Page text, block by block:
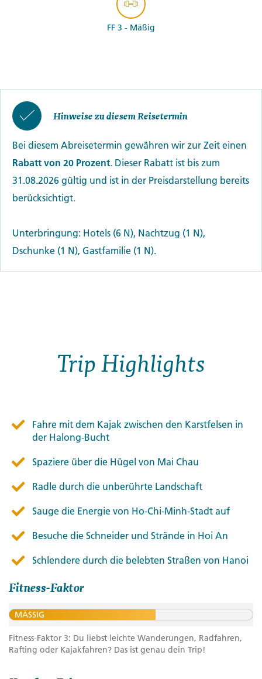
FF 3 - Mäßig
Hinweise zu diesem Reisetermin
Bei diesem Abreisetermin gewähren wir zur Zeit einen
Rabatt von 20 Prozent. Dieser Rabatt ist bis zum
31.08.2026 gültig und ist in der Preisdarstellung bereits
berücksichtigt.
Unterbringung: Hotels (6 N), Nachtzug (1 N),
Dschunke (1 N), Gastfamilie (1 N).
Trip Highlights
Fahre mit dem Kajak zwischen den Karstfelsen in
der Halong-Bucht
Spaziere über die Hügel von Mai Chau
Radle durch die unberührte Landschaft
Sauge die Energie von Ho-Chi-Minh-Stadt auf
Besuche die Schneider und Strände in Hoi An
Schlendere durch die belebten Straßen von Hanoi
Fitness-Faktor
MÄSSIG
Fitness-Faktor 3: Du liebst leichte Wanderungen, Radfahren,
Rafting oder Kajakfahren? Das ist genau dein Trip!